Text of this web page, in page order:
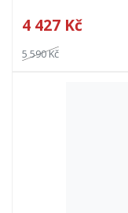
4 427 Kč
5 590 Kč